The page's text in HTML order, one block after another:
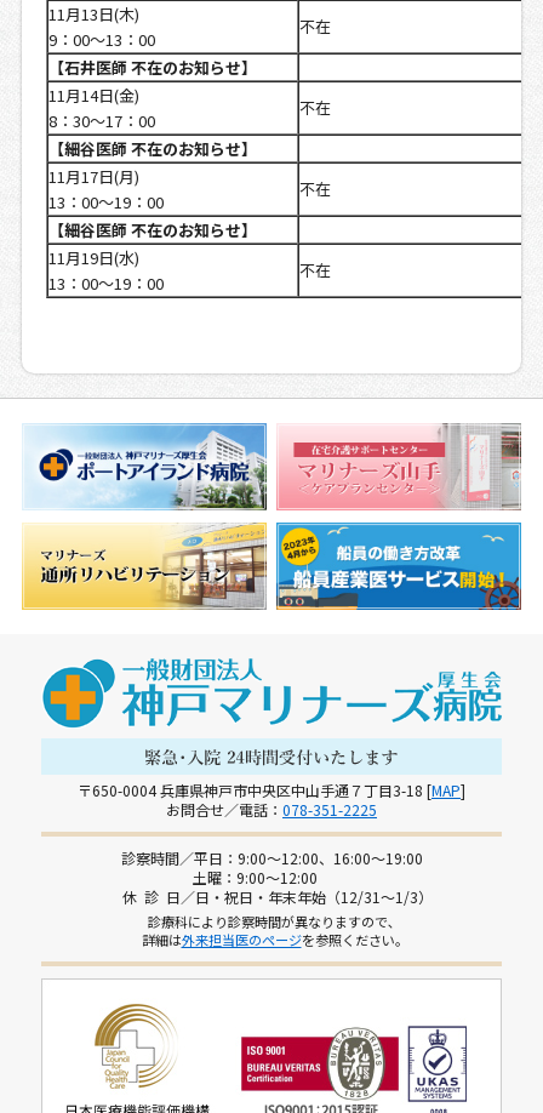
11月13日(木)
9：00～13：00
不在
【石井医師 不在のお知らせ】
11月14日(金)
8：30～17：00
不在
【細谷医師 不在のお知らせ】
11月17日(月)
13：00～19：00
不在
【細谷医師 不在のお知らせ】
11月19日(水)
13：00～19：00
不在
〒650-0004 兵庫県神戸市中央区中山手通７丁目3-18 [MAP]
お問合せ／電話： 078-351-2225
診察時間／平日：9:00～12:00、16:00～19:00
土曜：9:00～12:00
休 診 日／日・祝日・年末年始（12/31～1/3）
診療科により診察時間が異なりますので､
詳細は外来担当医のページを参照ください｡